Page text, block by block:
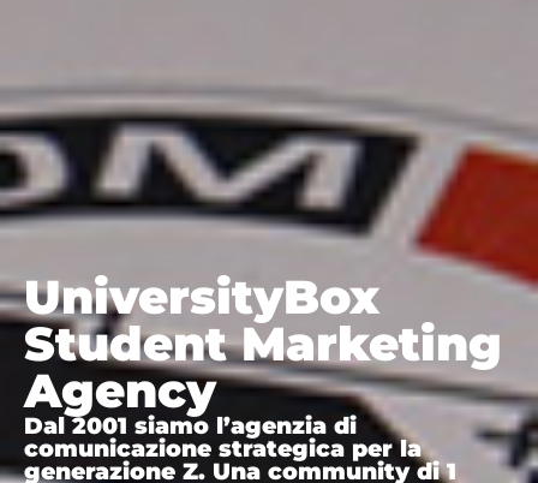
UniversityBox
Student Marketing
Agency
Dal 2001 siamo l’agenzia di
comunicazione strategica per la
generazione Z. Una community di 1